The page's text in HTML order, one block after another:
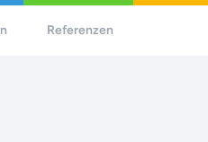
Referenzen